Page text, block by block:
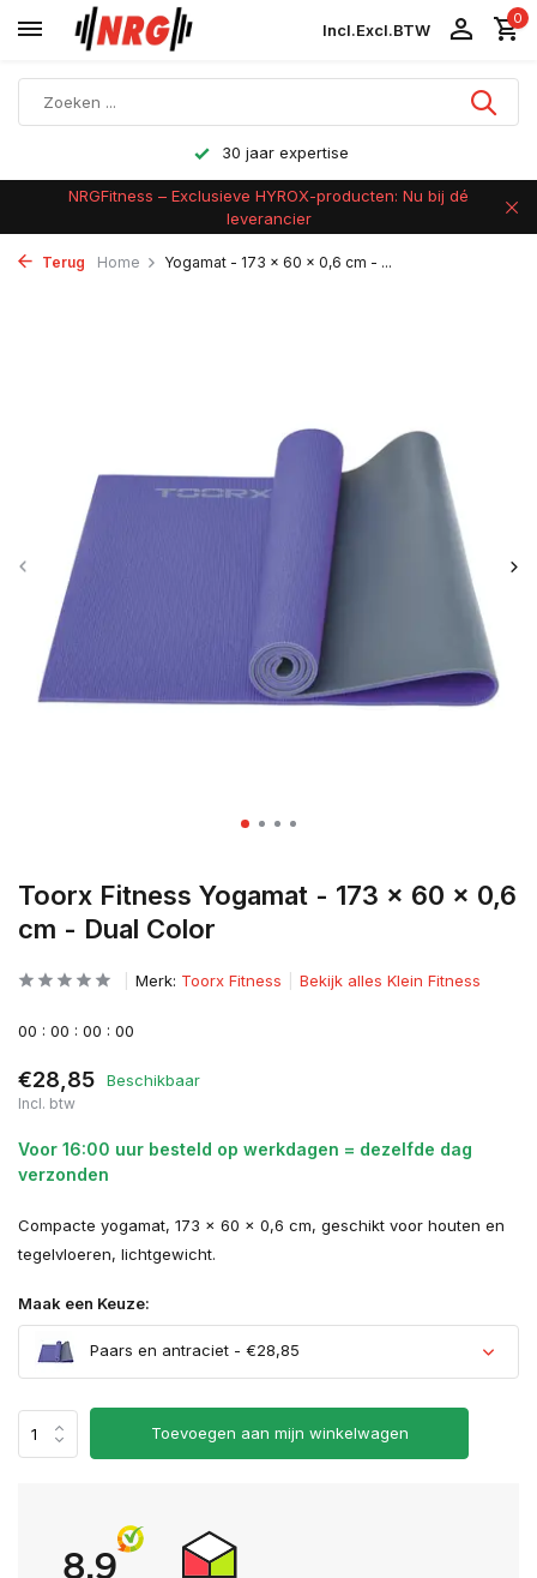
Incl.Excl.BTW
0
Achteraf betalen
NRGFitness – Exclusieve HYROX-producten: Nu bij dé
leverancier
Terug Home Yogamat - 173 x 60 x 0,6 cm - ...
Toorx Fitness Yogamat - 173 x 60 x 0,6
cm - Dual Color
Merk: Toorx Fitness Bekijk alles Klein Fitness
00 : 00 : 00 : 00
€28,85 Beschikbaar
Incl. btw
Voor 16:00 uur besteld op werkdagen = dezelfde dag
verzonden
Compacte yogamat, 173 x 60 x 0,6 cm, geschikt voor houten en
tegelvloeren, lichtgewicht.
Maak een Keuze:
Paars en antraciet - €28,85
Uitverkocht
Toevoegen aan mijn winkelwagen